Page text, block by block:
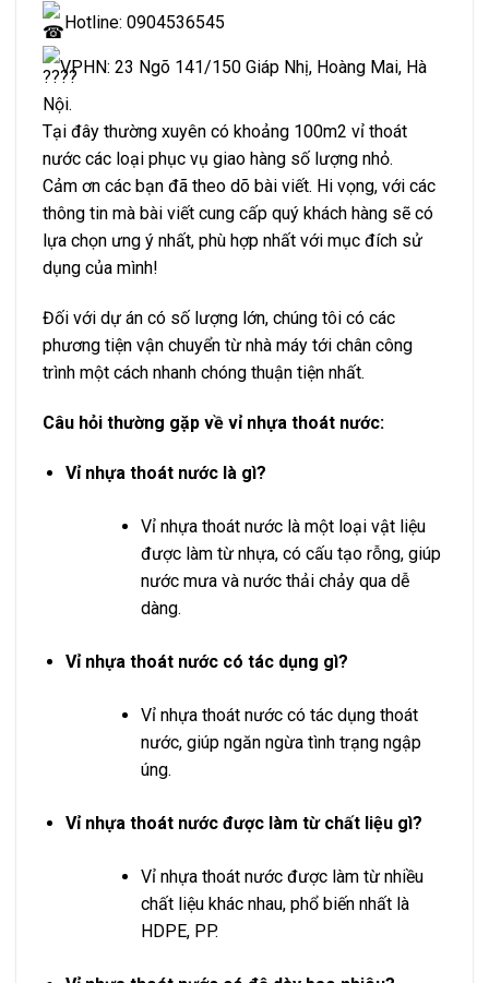
Hotline: 0904536545
VPHN: 23 Ngõ 141/150 Giáp Nhị, Hoàng Mai, Hà
Nội.
Tại đây thường xuyên có khoảng 100m2 vỉ thoát
nước các loại phục vụ giao hàng số lượng nhỏ.
Cảm ơn các bạn đã theo dõ bài viết. Hi vọng, với các
thông tin mà bài viết cung cấp quý khách hàng sẽ có
lựa chọn ưng ý nhất, phù hợp nhất với mục đích sử
dụng của mình!
Đối với dự án có số lượng lớn, chúng tôi có các
phương tiện vận chuyển từ nhà máy tới chân công
trình một cách nhanh chóng thuận tiện nhất.
Câu hỏi thường gặp về vỉ nhựa thoát nước:
Vỉ nhựa thoát nước là gì?
Vỉ nhựa thoát nước là một loại vật liệu
được làm từ nhựa, có cấu tạo rỗng, giúp
nước mưa và nước thải chảy qua dễ
dàng.
Vỉ nhựa thoát nước có tác dụng gì?
Vỉ nhựa thoát nước có tác dụng thoát
nước, giúp ngăn ngừa tình trạng ngập
úng.
Vỉ nhựa thoát nước được làm từ chất liệu gì?
Vỉ nhựa thoát nước được làm từ nhiều
chất liệu khác nhau, phổ biến nhất là
HDPE, PP.